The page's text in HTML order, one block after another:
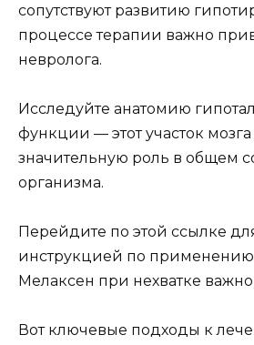
сопутствуют развитию
процессе терапии важно
невролога.
Исследуйте анатомию
функции — этот участок мозга
значительную роль в общем
организма.
Перейдите по этой ссылке
инструкцией по применению
Мелаксен при нехватке
Вот ключевые подходы к